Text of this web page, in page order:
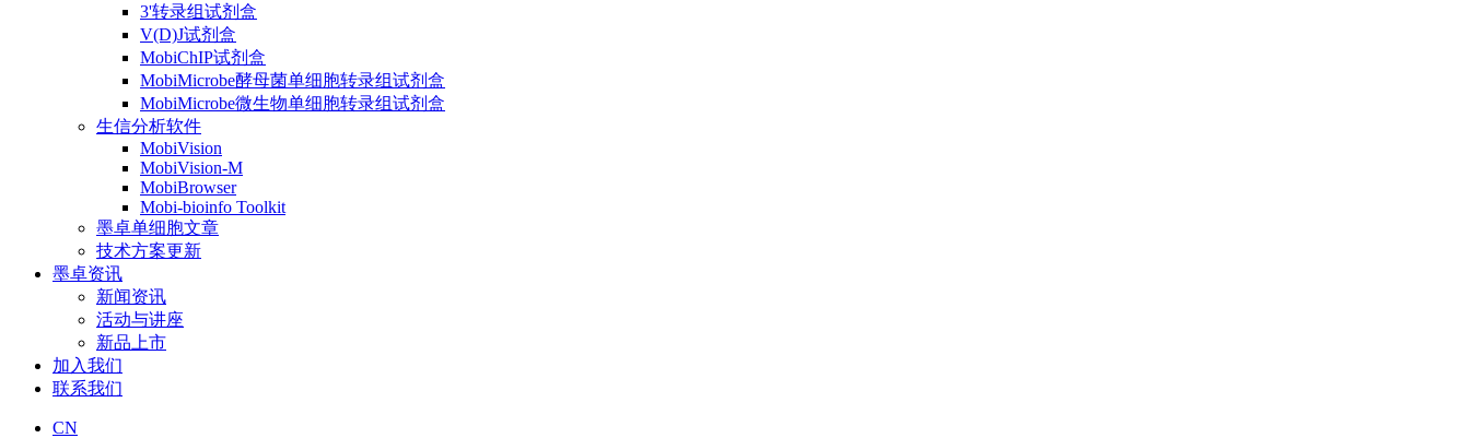
3'转录组试剂盒
V(D)J试剂盒
MobiChIP试剂盒
MobiMicrobe酵母菌单细胞转录组试剂盒
MobiMicrobe微生物单细胞转录组试剂盒
生信分析软件
MobiVision
MobiVision-M
MobiBrowser
Mobi-bioinfo Toolkit
墨卓单细胞文章
技术方案更新
墨卓资讯
新闻资讯
活动与讲座
新品上市
加入我们
联系我们
CN